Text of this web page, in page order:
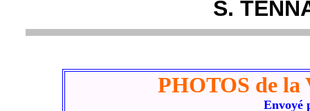
S.
PHOTOS de la
Envoyé